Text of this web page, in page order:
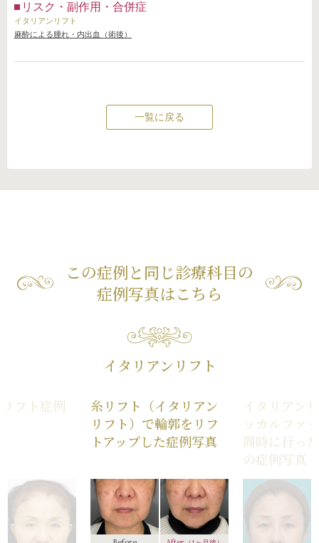
リスク・副作用・合併症
イタリアンリフト
麻酔による腫れ・内出血（術後）
一覧に戻る
この症例と同じ診療科目の
症例写真はこちら
イタリアンリフト
フト症例
糸リフト（イタリアン
リフト）で輪郭をリフ
トアップした症例写真
イタリアン
ッカルファ
同時に行っ
の症例写真